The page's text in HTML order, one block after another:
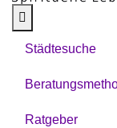
Städtesuche
Ratgeber